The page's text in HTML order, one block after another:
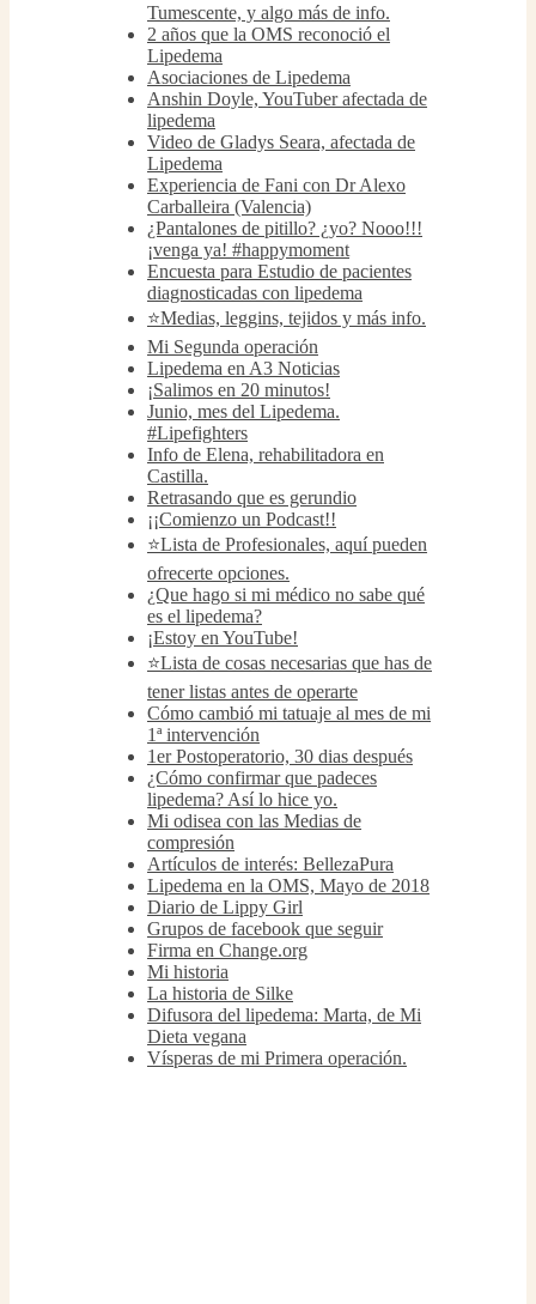
Tumescente, y algo más de info.
2 años que la OMS reconoció el
Lipedema
Asociaciones de Lipedema
Anshin Doyle, YouTuber afectada de
lipedema
Video de Gladys Seara, afectada de
Lipedema
Experiencia de Fani con Dr Alexo
Carballeira (Valencia)
¿Pantalones de pitillo? ¿yo? Nooo!!!
¡venga ya! #happymoment
Encuesta para Estudio de pacientes
diagnosticadas con lipedema
⭐️Medias, leggins, tejidos y más info.
Mi Segunda operación
Lipedema en A3 Noticias
¡Salimos en 20 minutos!
Junio, mes del Lipedema.
#Lipefighters
Info de Elena, rehabilitadora en
Castilla.
Retrasando que es gerundio
¡¡Comienzo un Podcast!!
⭐Lista de Profesionales, aquí pueden
ofrecerte opciones.
¿Que hago si mi médico no sabe qué
es el lipedema?
¡Estoy en YouTube!
⭐Lista de cosas necesarias que has de
tener listas antes de operarte
Cómo cambió mi tatuaje al mes de mi
1ª intervención
1er Postoperatorio, 30 dias después
¿Cómo confirmar que padeces
lipedema? Así lo hice yo.
Mi odisea con las Medias de
compresión
Artículos de interés: BellezaPura
Lipedema en la OMS, Mayo de 2018
Diario de Lippy Girl
Grupos de facebook que seguir
Firma en Change.org
Mi historia
La historia de Silke
Difusora del lipedema: Marta, de Mi
Dieta vegana
Vísperas de mi Primera operación.